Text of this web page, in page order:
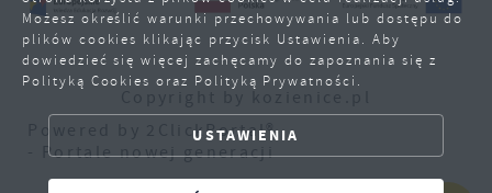
2ClickPortal®
- Portale nowej generacji
Możesz określić warunki przechowywania lub dostępu do
plików cookies klikając przycisk Ustawienia. Aby
dowiedzieć się więcej zachęcamy do zapoznania się z
Polityką Cookies oraz Polityką Prywatności.
USTAWIENIA
ZAPISZ WYBRANE
ZEZWÓL NA WSZYSTKIE